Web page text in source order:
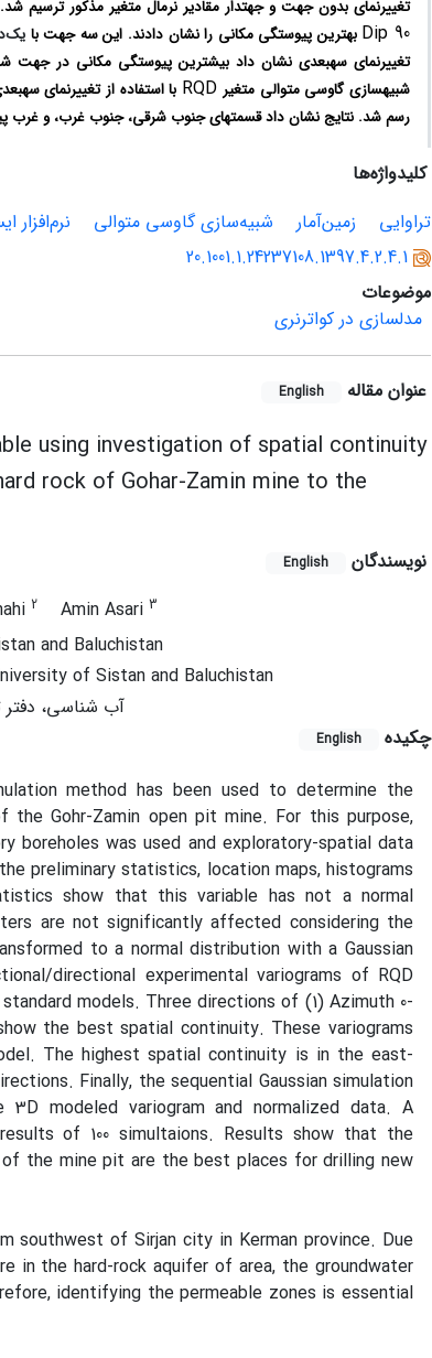
تغییرنمای بدون جهت و جهت‏دار مقادیر نرمال متغیر مذکور ترسیم
Dip 90 بهترین پیوستگی مکانی را نشان دادند. این سه جهت با
تغییرنمای سه‏بعدی نشان داد بیشترین پیوستگی مکانی در
شبیه‏سازی‏ گاوسی متوالی متغیر RQD با استفاده از تغییرنمای
رسم شد. نتایج نشان داد قسمت‏های جنوب شرقی، جنوب غرب، و غرب پیت
کلیدواژه‌ها
تراوایی
زمین‌آمار شبیه‌سازی گاوسی متوالی نرم‌افزار
20.1001.1.24237108.1397.4.2.4.1
موضوعات
مدلسازی در کواترنری
عنوان مقاله English
using investigation of spatial continuity
rock of Gohar-Zamin mine to the
نویسندگان English
2 Amin Asari 3
and Baluchistan
of Sistan and Baluchistan
آب شناسی،
چکیده
English
method has been used to determine the
the Gohr-Zamin open pit mine. For this purpose,
boreholes was used and exploratory-spatial data
preliminary statistics, location maps, histograms
show that this variable has not a normal
are not significantly affected considering the
to a normal distribution with a Gaussian
directional experimental variograms of RQD
models. Three directions of (1) Azimuth 0-
the best spatial continuity. These variograms
The highest spatial continuity is in the east-
. Finally, the sequential Gaussian simulation
modeled variogram and normalized data. A
of 100 simultaions. Results show that the
the mine pit are the best places for drilling new
southwest of Sirjan city in Kerman province. Due
in the hard-rock aquifer of area, the groundwater
identifying the permeable zones is essential